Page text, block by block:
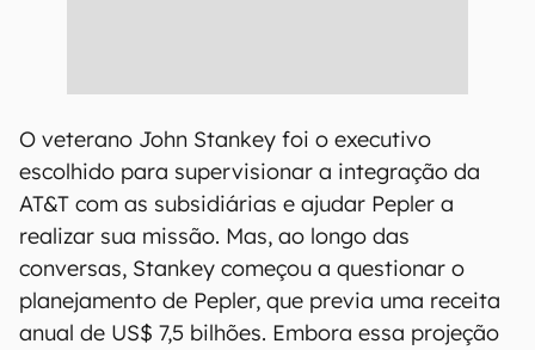
O veterano John Stankey foi o executivo
escolhido para supervisionar a integração da
AT&T com as subsidiárias e ajudar Pepler a
realizar sua missão. Mas, ao longo das
conversas, Stankey começou a questionar o
planejamento de Pepler, que previa uma receita
anual de US$ 7,5 bilhões. Embora essa projeção